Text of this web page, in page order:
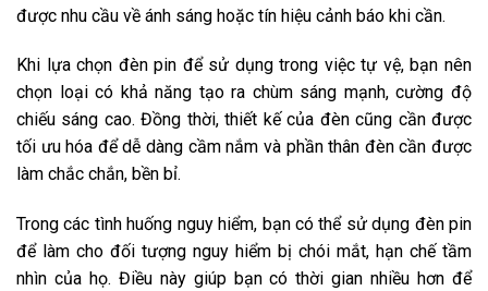
được nhu cầu về ánh sáng hoặc tín hiệu cảnh báo khi cần.
Khi lựa chọn đèn pin để sử dụng trong việc tự vệ, bạn nên
chọn loại có khả năng tạo ra chùm sáng mạnh, cường độ
chiếu sáng cao. Đồng thời, thiết kế của đèn cũng cần được
tối ưu hóa để dễ dàng cầm nắm và phần thân đèn cần được
làm chắc chắn, bền bỉ.
Trong các tình huống nguy hiểm, bạn có thể sử dụng đèn pin
để làm cho đối tượng nguy hiểm bị chói mắt, hạn chế tầm
nhìn của họ. Điều này giúp bạn có thời gian nhiều hơn để